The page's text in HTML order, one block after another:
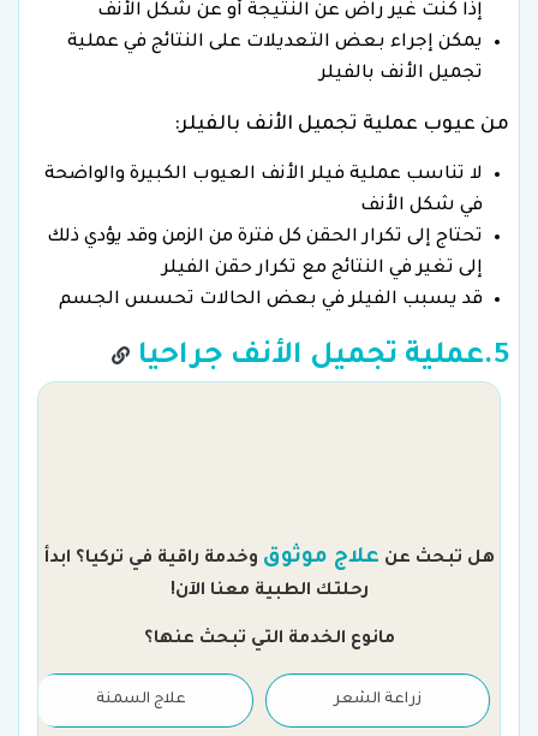
إذا كنت غير راض عن النتيجة أو عن شكل الأنف
يمكن إجراء بعض التعديلات على النتائج في عملية
تجميل الأنف بالفيلر
من عيوب عملية تجميل الأنف بالفيلر:
لا تناسب عملية فيلر الأنف العيوب الكبيرة والواضحة
في شكل الأنف
تحتاج إلى تكرار الحقن كل فترة من الزمن وقد يؤدي ذلك
إلى تغير في النتائج مع تكرار حقن الفيلر
قد يسبب الفيلر في بعض الحالات تحسس الجسم
5.عملية تجميل الأنف جراحيا
هل تبحث عن علاج موثوق وخدمة راقية في تركيا؟ ابدأ
رحلتك الطبية معنا الآن!
مانوع الخدمة التي تبحث عنها؟
زراعة الشعر علاج السمنة